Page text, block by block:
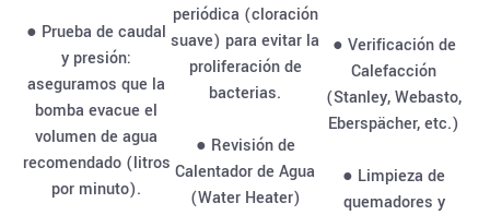
● Prueba de caudal
y presión:
aseguramos que la
bomba evacue el
volumen de agua
recomendado (litros
por minuto).
periódica (cloración
suave) para evitar la
proliferación de
bacterias.
● Revisión de
Calentador de Agua
(Water Heater)
● Verificación de
Calefacción
(Stanley, Webasto,
Eberspächer, etc.)
● Limpieza de
quemadores y